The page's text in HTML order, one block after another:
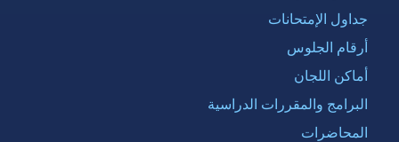
جداول الإمتحانات
أرقام الجلوس
أماكن اللجان
البرامج والمقررات الدراسية
المحاضرات